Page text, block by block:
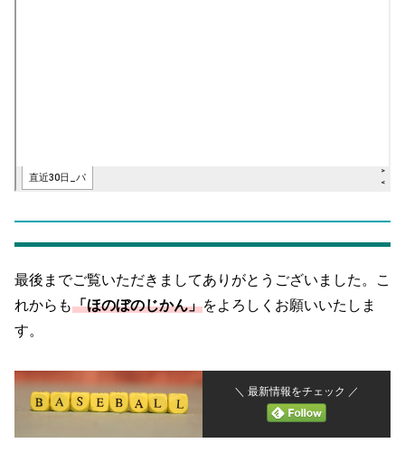
最後までご覧いただきましてありがとうございました。こ
れからも「ほのぼのじかん」をよろしくお願いいたしま
す。
＼ 最新情報をチェック ／